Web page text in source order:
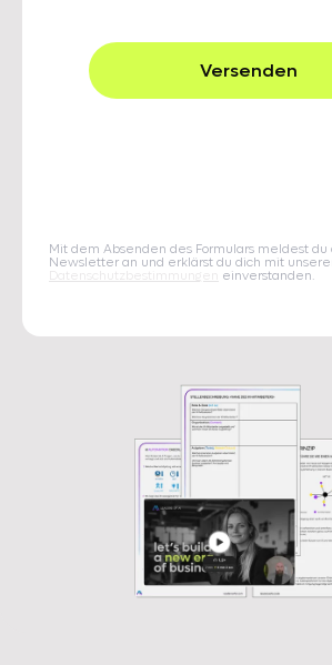
Mit dem Absenden des Formulars meldest
Newsletter an und erklärst du dich mit
Datenschutzbestimmungen
einverstanden.